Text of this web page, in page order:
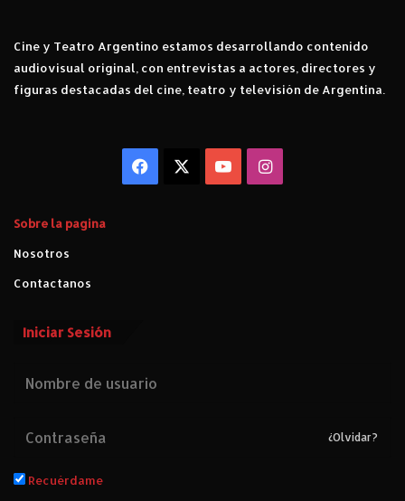
Cine y Teatro Argentino estamos desarrollando contenido
audiovisual original, con entrevistas a actores, directores y
figuras destacadas del cine, teatro y televisión de Argentina.
Facebook YouTubeInstagram
Sobre la pagina
Nosotros
Contactanos
Iniciar Sesión
¿Olvidar?
Recuérdame